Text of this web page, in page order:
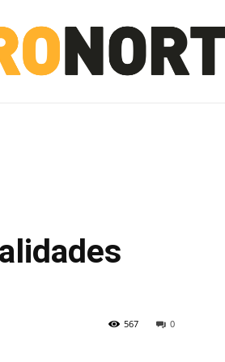
0
567